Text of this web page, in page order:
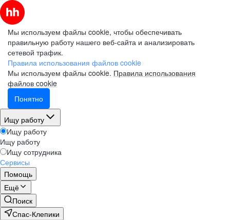
Мы используем файлы cookie, чтобы обеспечивать
правильную работу нашего веб-сайта и анализировать
сетевой трафик.
Правила использования файлов cookie
Мы используем файлы cookie. Правила использования
файлов cookie
Понятно
Ищу работу
Ищу работу
Ищу работу
Ищу сотрудника
Сервисы
Помощь
Ещё
Поиск
Спас-Клепики